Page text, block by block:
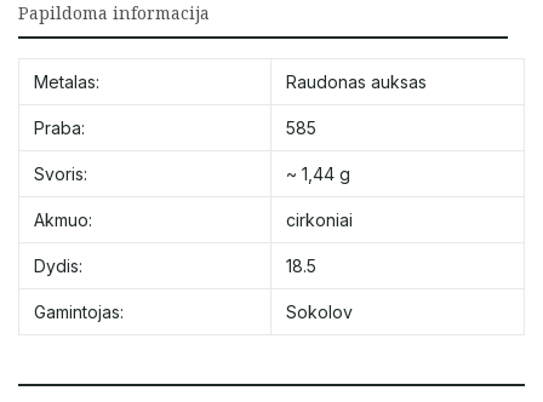
Papildoma informacija
Metalas: Raudonas auksas
Praba: 585
Svoris: ~ 1,44 g
Akmuo: cirkoniai
Dydis: 18.5
Gamintojas: Sokolov